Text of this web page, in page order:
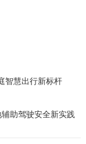
智慧出行新标杆
助驾驶安全新实践